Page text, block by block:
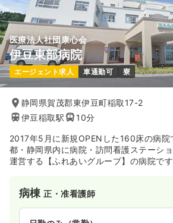
医療法人社団康心会
伊豆東部病院
エージェント求人 車通勤可 寮
静岡県賀茂郡東伊豆町稲取17-2
伊豆稲取駅
10分
2017年5月に新規OPENした160床の病院
都・静岡県内に病院・訪問看護ステーシ
運営する【ふれあいグループ】の病院です
病棟正・准看護師